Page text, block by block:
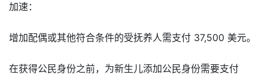
加速：
增加配偶或其他符合条件的受抚养人需支付 37,500 美元。
在获得公民身份之前，为新生儿添加公民身份需要支付